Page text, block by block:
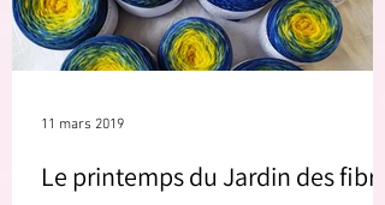
Le printemps du Jardin des fibres
11 mars 2019